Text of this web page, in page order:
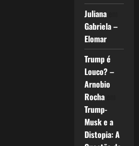
Julianaem
Gabriela –
Elomar
Trump é
Louco? –
Arnobio
Rochaem
Trump-
Musk e a
Distopia: A